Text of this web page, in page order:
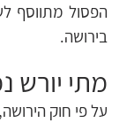
הפסול מתווסף
בירושה.
מתי יורש
על פי חוק